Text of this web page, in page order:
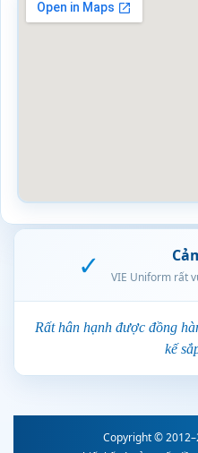
✓ VIE Uniform rất
Rất hân hạnh được đồng
kế
Copyright ©